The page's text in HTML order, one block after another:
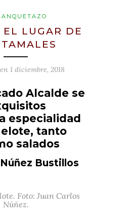
EL LUGAR DE
1 diciembre, 2018
Alcalde se
especialidad
tanto
salados
Bustillos
Foto: Juan Carlos
Núñez.